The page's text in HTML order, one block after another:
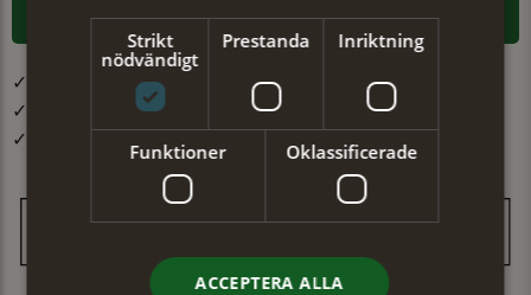
LÄGG I VARUKORGEN
✓ Öppet köp i 30 dagar ✓ Fri frakt från 499 kr
✓ Din beställning skickas inom 1-2 vardagar
✓ Snabb leverans från vårt lager i Jönköping
Strikt
nödvändigt
Prestanda Inriktning
Funktioner Oklassificerade
ACCEPTERA ALLA